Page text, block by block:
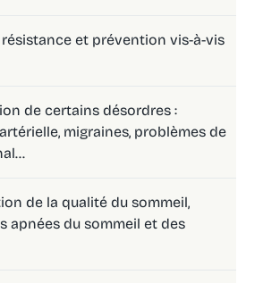
résistance et prévention vis-à-vis
de certains désordres :
migraines, problèmes de
de la qualité du sommeil,
apnées du sommeil et des